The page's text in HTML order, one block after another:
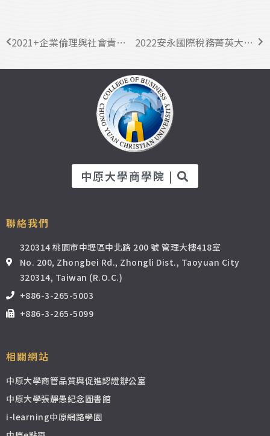
2021+企業倫理與社會責任精進國際學術研討會 2022安永國際稅務菁英大賽｜開放報名
中原大學商學院 |
聯絡我們
320314 桃園市中壢區中北路 200 號 管理大樓418室
No. 200, Zhongbei Rd., Zhongli Dist., Taoyuan City
320314, Taiwan (R.O.C.)
+886-3-265-5003
+886-3-265-5099
相關網站
中原大學商管品質與促進認證辦公室
中原大學張靜愚紀念圖書館
i-learning中原網路學園